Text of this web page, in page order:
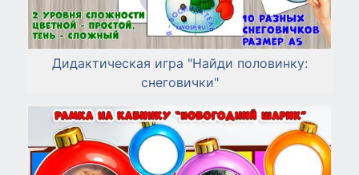
Дидактическая игра "Найди половинку:
снеговички"